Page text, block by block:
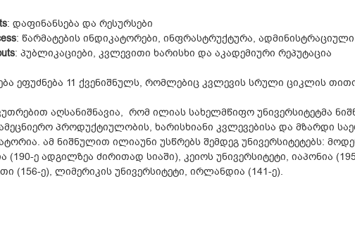
: დაფინანსება და რესურსები
: წარმატების ინდიკატორები, ინფრასტრუქტურა,
: პუბლიკაციები, კვლევითი ხარისხი და აკადემიური რეპუტაცია
ეფუძნება 11 ქვენიშნულს, რომლებიც კვლევის სრული ციკლის
აღსანიშნავია, რომ ილიას სახელმწიფო უნივერსიტეტმა
პროდუქტიულობის, ხარისხიანი კვლევებისა და მზარდი
ამ ნიშნულით ილიაუნი უსწრებს შემდეგ უნივერსიტეტებს:
(190-ე ადგილზეა ძირითად სიაში), კეიოს უნივერსიტეტი, იაპონია
(156-ე), ლიმერიკის უნივერსიტეტი, ირლანდია (141-ე).